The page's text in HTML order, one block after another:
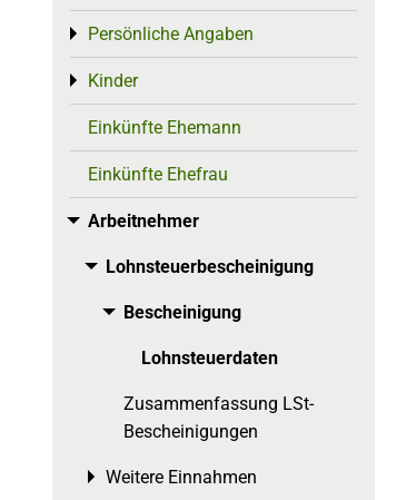
Persönliche Angaben
Toggle menu
Kinder
Toggle menu
Einkünfte Ehemann
Einkünfte Ehefrau
Arbeitnehmer
Toggle menu
Lohnsteuerbescheinigung
Toggle menu
Bescheinigung
Toggle menu
Lohnsteuerdaten
Zusammenfassung LSt-
Bescheinigungen
Weitere Einnahmen
Toggle menu